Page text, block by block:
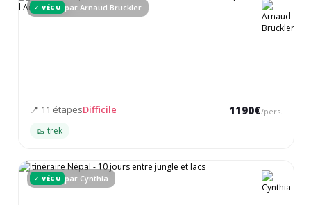
✓ VÉCU par Arnaud Bruckler
📍 11 étapesDifficile 1190€/pers.
🥾 trek
✓ VÉCU par Cynthia